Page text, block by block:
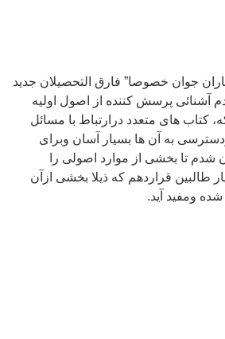
جوان خصوصا” فارق التحصیلان جدید
آشنائی پرسش کننده از اصول اولیه
های متعدد درارتباط با مسائل
به آن ها بسیار آسان وبرای
تا بخشی از موارد اصولی را
طالبین قراردهم که ذیلا بخشی ازآن
ومفید آید.